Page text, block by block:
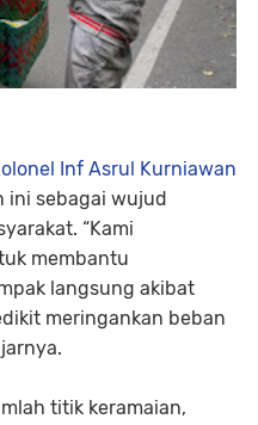
Inf Asrul Kurniawan
ini sebagai wujud
“Kami
membantu
langsung akibat
meringankan beban
titik keramaian,